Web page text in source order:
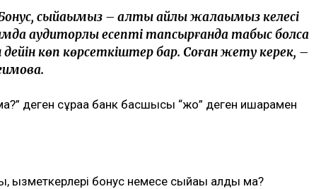
сыйақымыз – алты айлық жалақымыз келесі
аудиторлық есепті тапсырғанда табыс болса
көп көрсеткіштер бар. Соған жету керек, –
деген сұраққа банк басшысы “жоқ” деген ишарамен
бонус немесе сыйақы алды ма?